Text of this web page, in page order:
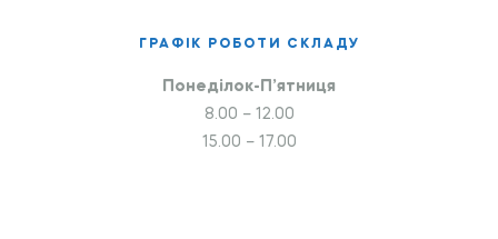
ГРАФІК РОБОТИ СКЛАДУ
Понеділок-П’ятниця
8.00 – 12.00
15.00 – 17.00